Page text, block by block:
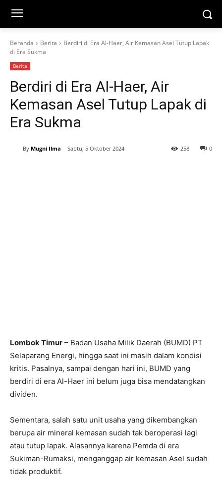
Beranda Berita
Berdiri di Era Al-Haer, Air Kemasan Asel Tutup Lapak
di Era Sukma
Berita
Berdiri di Era Al-Haer, Air
Kemasan Asel Tutup Lapak di
Era Sukma
By Mugni Ilma Sabtu, 5 Oktober 2024 0
258
Lombok Timur – Badan Usaha Milik Daerah (BUMD) PT
Selaparang Energi, hingga saat ini masih dalam kondisi
kritis. Pasalnya, sampai dengan hari ini, BUMD yang
berdiri di era Al-Haer ini belum juga bisa mendatangkan
dividen.
Sementara, salah satu unit usaha yang dikembangkan
berupa air mineral kemasan sudah tak beroperasi lagi
atau tutup lapak. Alasannya karena Pemda di era
Sukiman-Rumaksi, menganggap air kemasan Asel sudah
tidak produktif.